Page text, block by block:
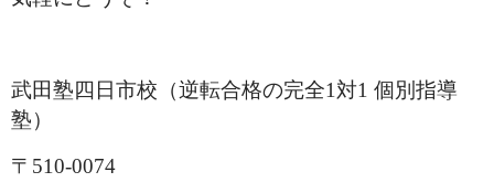
武田塾四日市校（逆転合格の完全1対1 個別指導
塾）
〒510-0074